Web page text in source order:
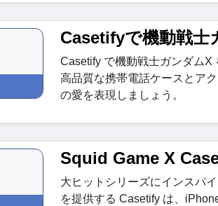
Casetifyで機動戦士
Casetify で機動戦士ガンダムX
高品質な携帯電話ケースとア
の愛を表現しましょう。
Squid Game X
大ヒットシリーズにインスパ
を提供する Casetify は、